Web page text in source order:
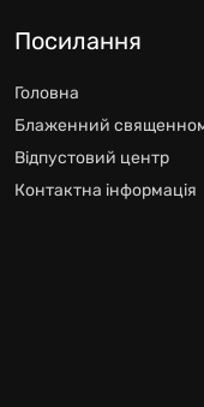
Посилання
Головна
Блаженний
Відпустовий центр
Контактна інформація